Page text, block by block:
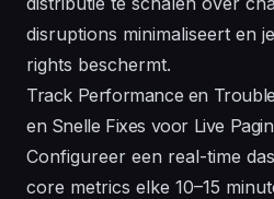
disruptions minimaliseert en
rights beschermt.
Track Performance en
en Snelle Fixes voor Live
Configureer een real-time
core metrics elke 10–15